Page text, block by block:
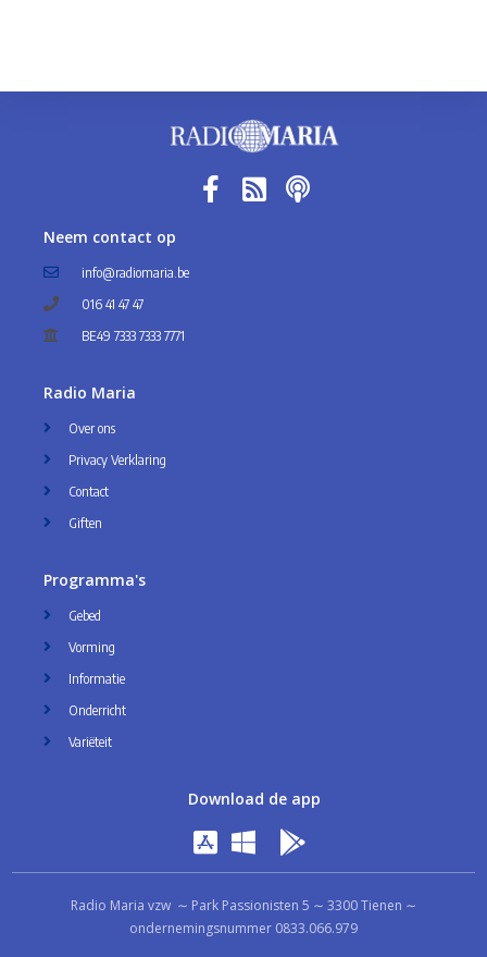
Neem contact op
info@radiomaria.be
016 41 47 47
BE49 7333 7333 7771
Radio Maria
Over ons
Privacy Verklaring
Contact
Giften
Programma's
Gebed
Vorming
Informatie
Onderricht
Variëteit
Download de app
Radio Maria vzw ∼ Park Passionisten 5 ∼ 3300 Tienen ∼
ondernemingsnummer 0833.066.979